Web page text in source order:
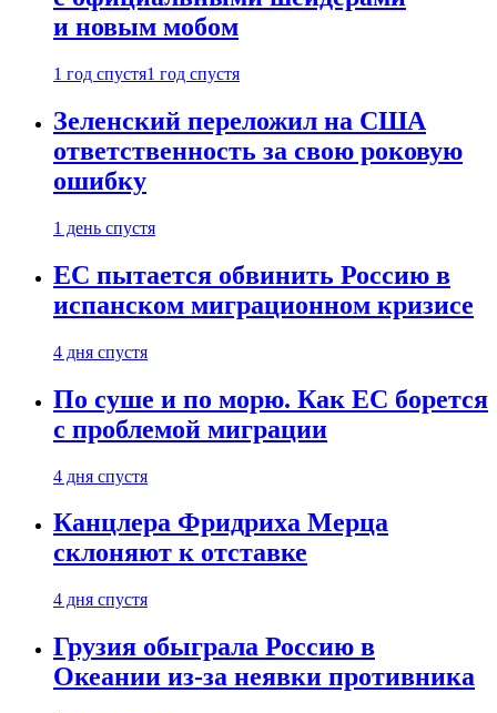
и новым мобом
1 год спустя1 год спустя
Зеленский переложил на США
ответственность за свою роковую
ошибку
1 день спустя
ЕС пытается обвинить Россию в
испанском миграционном кризисе
4 дня спустя
По суше и по морю. Как ЕС борется
с проблемой миграции
4 дня спустя
Канцлера Фридриха Мерца
склоняют к отставке
4 дня спустя
Грузия обыграла Россию в
Океании из-за неявки противника